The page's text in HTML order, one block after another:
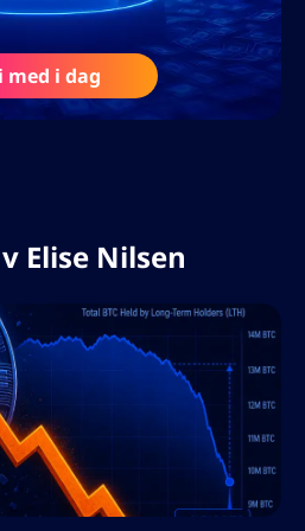
og har med
og
og
med i dag
Elise Nilsen